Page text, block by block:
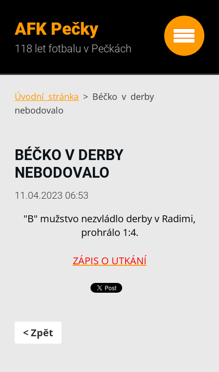
AFK Pečky
118 let fotbalu v Pečkách
Úvodní stránka > Béčko v derby
nebodovalo
BÉČKO V DERBY
NEBODOVALO
11.04.2023 06:53
"B" mužstvo nezvládlo derby v Radimi,
prohrálo 1:4.
ZÁPIS O UTKÁNÍ
< Zpět